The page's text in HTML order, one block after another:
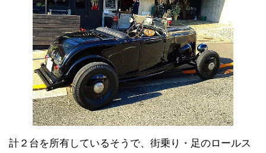
計２台を所有しているそうで、街乗り・足のロールス